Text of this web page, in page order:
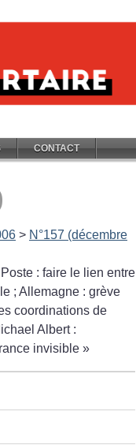
CONTACT
> N°157 (décembre
: faire le lien entre
; Allemagne : grève
coordinations de
Albert :
invisible »